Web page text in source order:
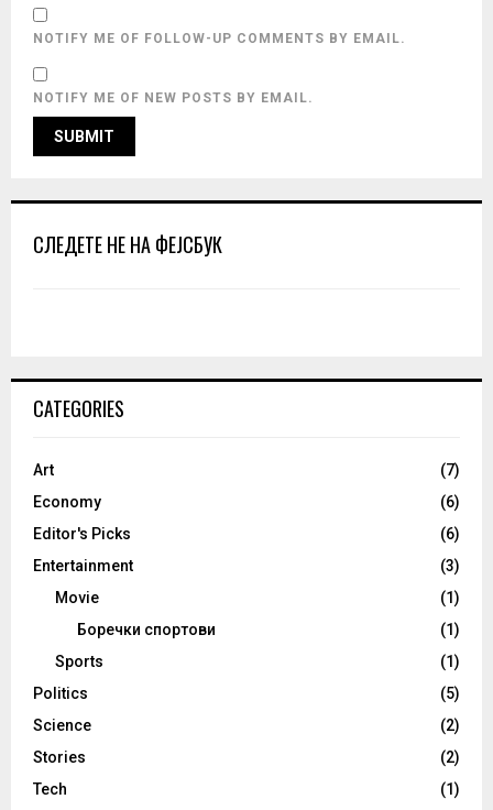
NOTIFY ME OF FOLLOW-UP COMMENTS BY EMAIL.
NOTIFY ME OF NEW POSTS BY EMAIL.
СЛЕДЕТЕ НЕ НА ФЕЈСБУК
CATEGORIES
Art
(7)
Economy
(6)
Editor's Picks
(6)
Entertainment
(3)
Movie
(1)
Боречки спортови
(1)
Sports
(1)
Politics
(5)
Science
(2)
Stories
(2)
Tech
(1)